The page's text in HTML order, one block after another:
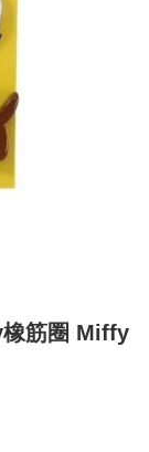
筋圈 Miffy